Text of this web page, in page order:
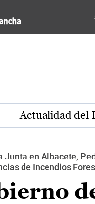
Actualidad del
Junta en Albacete,
de Incendios